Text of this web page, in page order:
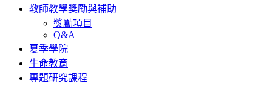
教師教學獎勵與補助
獎勵項目
Q&A
夏季學院
生命教育
專題研究課程